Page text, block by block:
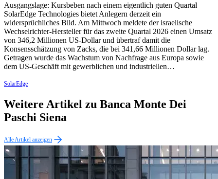
Ausgangslage: Kursbeben nach einem eigentlich guten Quartal
SolarEdge Technologies bietet Anlegern derzeit ein
widersprüchliches Bild. Am Mittwoch meldete der israelische
Wechselrichter-Hersteller für das zweite Quartal 2026 einen Umsatz
von 346,2 Millionen US-Dollar und übertraf damit die
Konsensschätzung von Zacks, die bei 341,66 Millionen Dollar lag.
Getragen wurde das Wachstum von Nachfrage aus Europa sowie
dem US-Geschäft mit gewerblichen und industriellen…
SolarEdge
Weitere Artikel zu Banca Monte Dei
Paschi Siena
Alle Artikel anzeigen